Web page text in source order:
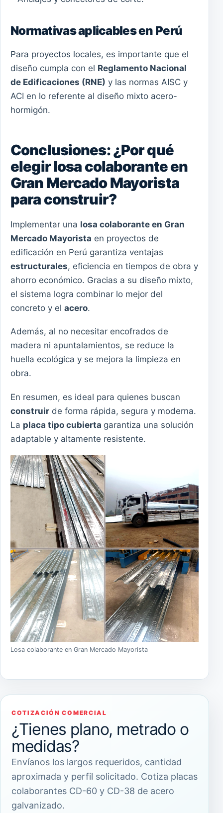
Normativas aplicables en Perú
Para proyectos locales, es importante que el
diseño cumpla con el Reglamento Nacional
de Edificaciones (RNE) y las normas AISC y
ACI en lo referente al diseño mixto acero-
hormigón.
Conclusiones: ¿Por qué
elegir losa colaborante en
Gran Mercado Mayorista
para construir?
Implementar una losa colaborante en Gran
Mercado Mayorista en proyectos de
edificación en Perú garantiza ventajas
estructurales, eficiencia en tiempos de obra y
ahorro económico. Gracias a su diseño mixto,
el sistema logra combinar lo mejor del
concreto y el acero.
Además, al no necesitar encofrados de
madera ni apuntalamientos, se reduce la
huella ecológica y se mejora la limpieza en
obra.
En resumen, es ideal para quienes buscan
construir de forma rápida, segura y moderna.
La placa tipo cubierta garantiza una solución
adaptable y altamente resistente.
Losa colaborante en Gran Mercado Mayorista
COTIZACIÓN COMERCIAL
¿Tienes plano, metrado o
medidas?
Envíanos los largos requeridos, cantidad
aproximada y perfil solicitado. Cotiza placas
colaborantes CD-60 y CD-38 de acero
galvanizado.